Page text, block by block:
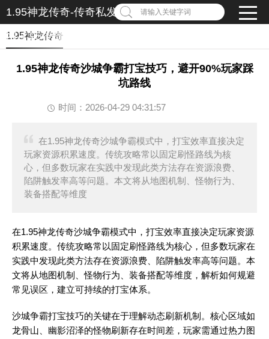
1.95神龙传奇-传奇私发服1.95-1.95传奇私服发布
网-1.95传奇私服
请输入关键字词
1.95神龙传奇
1.95神龙传奇沙城争霸打宝技巧，避开90%玩家踩
坑路线
时间：2026-04-29 04:31:57
在1.95神龙传奇沙城争霸模式中，打宝效率直接决定
玩家资源积累速度。传统攻略常以固定刷怪路线为核
心，但多数玩家在实践中发现此类方法存在资源浪费、
陷阱触发率高等问题。本文将从地图机制、怪物行为、
装备搭配等维度
在1.95神龙传奇沙城争霸模式中，打宝效率直接决定玩家资源
积累速度。传统攻略常以固定刷怪路线为核心，但多数玩家在
实践中发现此类方法存在资源浪费、陷阱触发率高等问题。本
文将从地图机制、怪物行为、装备搭配等维度，解析如何规避
常见误区，建立可持续的打宝体系。
沙城争霸打宝技巧的关键在于理解动态刷新机制。核心区域如
龙骨山、幽影沼泽的怪物刷新存在时间差，玩家需通过热力图